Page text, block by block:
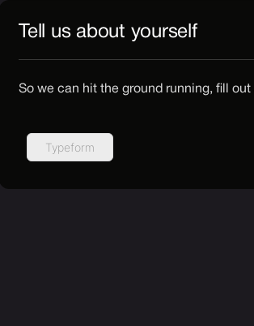
Tell us about yourself
So we can hit the ground running, fill
Typeform